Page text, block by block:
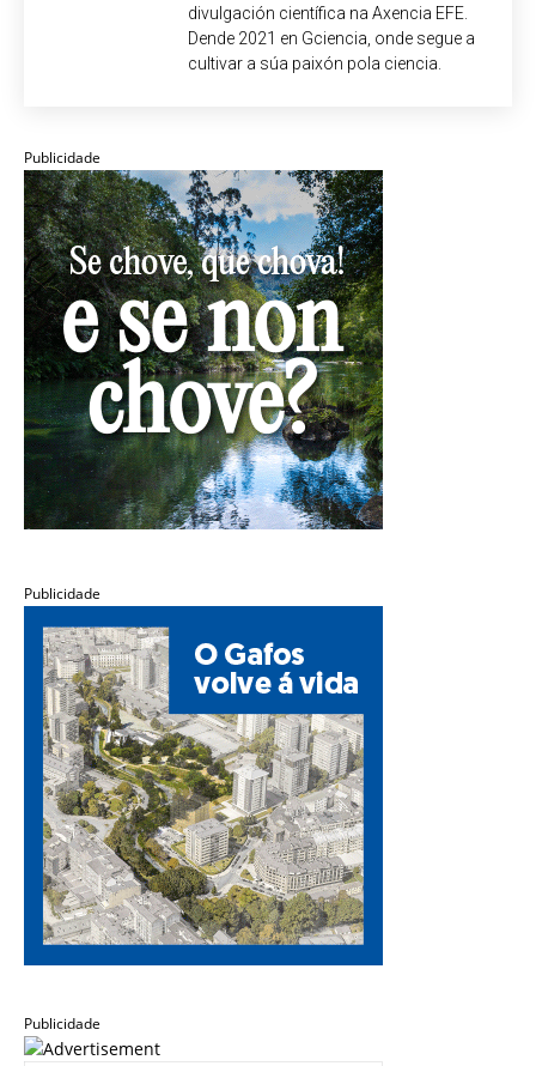
divulgación científica na Axencia EFE.
Dende 2021 en Gciencia, onde segue a
cultivar a súa paixón pola ciencia.
Publicidade
Publicidade
Publicidade